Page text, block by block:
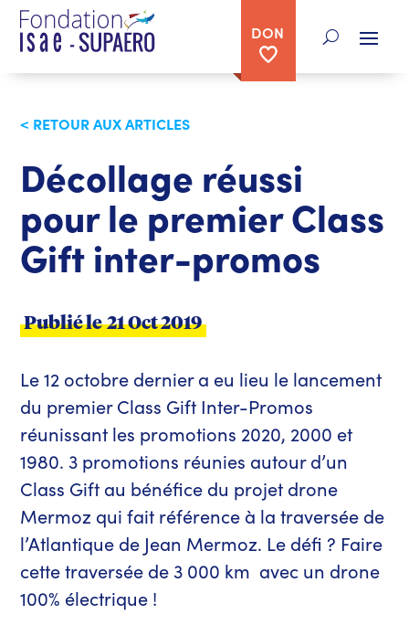
DON
< RETOUR AUX ARTICLES
Décollage réussi
pour le premier Class
Gift inter-promos
Publié le 21 Oct 2019
Le 12 octobre dernier a eu lieu le lancement
du premier Class Gift Inter-Promos
réunissant les promotions 2020, 2000 et
1980. 3 promotions réunies autour d’un
Class Gift au bénéfice du projet drone
Mermoz qui fait référence à la traversée de
l’Atlantique de Jean Mermoz. Le défi ? Faire
cette traversée de 3 000 km avec un drone
100% électrique !